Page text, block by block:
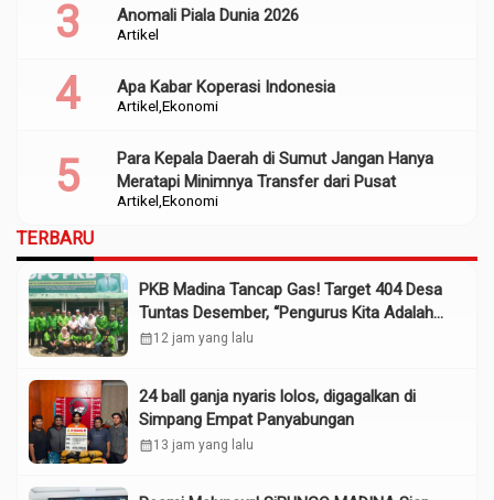
Artikel
Anomali Piala Dunia 2026
Artikel Ekonomi
Apa Kabar Koperasi Indonesia
Artikel Ekonomi
Para Kepala Daerah di Sumut Jangan Hanya
Meratapi Minimnya Transfer dari Pusat
TERBARU
PKB Madina Tancap Gas! Target 404 Desa
Tuntas Desember, “Pengurus Kita Adalah
Tokoh”
calendar_month12 jam yang lalu
24 ball ganja nyaris lolos, digagalkan di
Simpang Empat Panyabungan
calendar_month13 jam yang lalu